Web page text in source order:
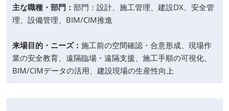
主な職種・部門： 部門：設計、施工管理、建設DX、安全管
理、設備管理、BIM/CIM推進
来場目的・ニーズ： 施工前の空間確認・合意形成、現場作
業の安全教育、遠隔臨場・遠隔支援、施工手順の可視化、
BIM/CIMデータの活用、建設現場の生産性向上